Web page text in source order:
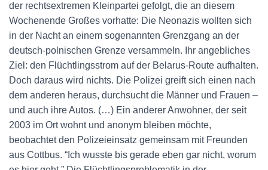
der rechtsextremen Kleinpartei gefolgt, die an diesem
Wochenende Großes vorhatte: Die Neonazis wollten sich
in der Nacht an einem sogenannten Grenzgang an der
deutsch-polnischen Grenze versammeln. Ihr angebliches
Ziel: den Flüchtlingsstrom auf der Belarus-Route aufhalten.
Doch daraus wird nichts. Die Polizei greift sich einen nach
dem anderen heraus, durchsucht die Männer und Frauen –
und auch ihre Autos. (…) Ein anderer Anwohner, der seit
2003 im Ort wohnt und anonym bleiben möchte,
beobachtet den Polizeieinsatz gemeinsam mit Freunden
aus Cottbus. “Ich wusste bis gerade eben gar nicht, worum